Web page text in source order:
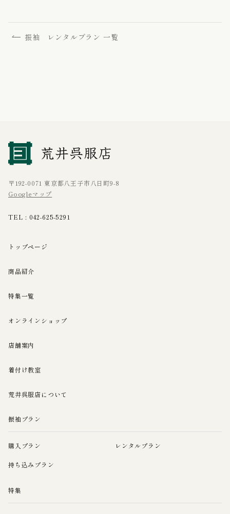
振袖 レンタルプラン 一覧
〒192-0071 東京都八王子市八日町9-8
Googleマップ
TEL : 042-625-5291
トップページ
商品紹介
特集一覧
オンラインショップ
店舗案内
着付け教室
荒井呉服店について
振袖プラン
購入プラン レンタルプラン
持ち込みプラン
特集